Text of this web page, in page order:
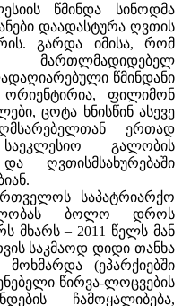
წმინდა სინოდმა
დაადასტურა ღვთის
გარდა იმისა, რომ
მართლმადიდებელ
წმინდანი
ფილიმონ
ცოტა ხნისწინ ასევე
ერთად
გალობის
ღვთისმსახურებაში
საპატრიარქო
ბოლო დროს
მხარს – 2011 წელს მან
საკმაოდ დიდი თანხა
(ეპარქიებში
წირვა-ლოცვების
ჩამოყალიბება,